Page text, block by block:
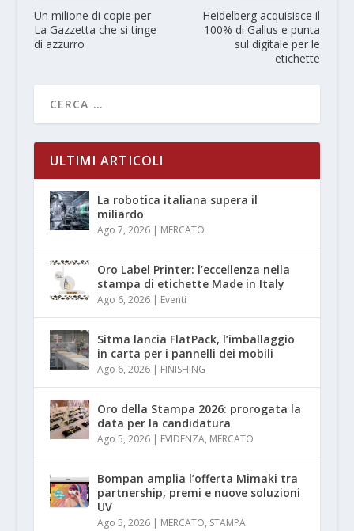
Un milione di copie per
La Gazzetta che si tinge
di azzurro
Heidelberg acquisisce il
100% di Gallus e punta
sul digitale per le
etichette
ULTIMI ARTICOLI
La robotica italiana supera il
miliardo
Ago 7, 2026| MERCATO
Oro Label Printer: l’eccellenza nella
stampa di etichette Made in Italy
Ago 6, 2026| Eventi
Sitma lancia FlatPack, l’imballaggio
in carta per i pannelli dei mobili
Ago 6, 2026| FINISHING
Oro della Stampa 2026: prorogata la
data per la candidatura
Ago 5, 2026| EVIDENZA, MERCATO
Bompan amplia l’offerta Mimaki tra
partnership, premi e nuove soluzioni
UV
Ago 5, 2026| MERCATO, STAMPA